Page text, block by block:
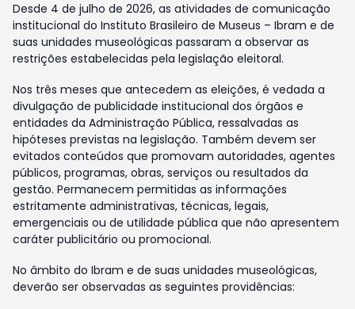
Desde 4 de julho de 2026, as atividades de comunicação
institucional do Instituto Brasileiro de Museus – Ibram e de
suas unidades museológicas passaram a observar as
restrições estabelecidas pela legislação eleitoral.
Nos três meses que antecedem as eleições, é vedada a
divulgação de publicidade institucional dos órgãos e
entidades da Administração Pública, ressalvadas as
hipóteses previstas na legislação. Também devem ser
evitados conteúdos que promovam autoridades, agentes
públicos, programas, obras, serviços ou resultados da
gestão. Permanecem permitidas as informações
estritamente administrativas, técnicas, legais,
emergenciais ou de utilidade pública que não apresentem
caráter publicitário ou promocional.
No âmbito do Ibram e de suas unidades museológicas,
deverão ser observadas as seguintes providências: